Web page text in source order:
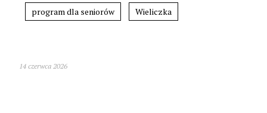
program dla seniorów Wieliczka
14 czerwca 2026